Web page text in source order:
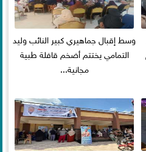
وسط إقبال جماهيري كبير النائب وليد
التمامي يختتم أضخم قافلة طبية
مجانية...